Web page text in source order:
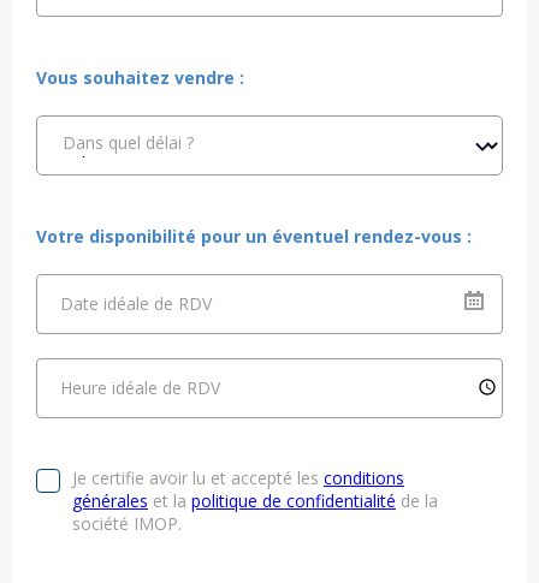
Vous souhaitez vendre :
Dans quel délai ?
Votre disponibilité pour un éventuel rendez-vous :
Date idéale de RDV
Heure idéale de RDV
Je certifie avoir lu et accepté les conditions
générales et la politique de confidentialité de la
société IMOP.